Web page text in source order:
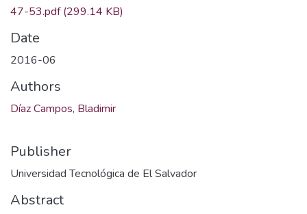
47-53.pdf(299.14 KB)
Date
2016-06
Authors
Díaz Campos, Bladimir
Publisher
Universidad Tecnológica de El Salvador
Abstract